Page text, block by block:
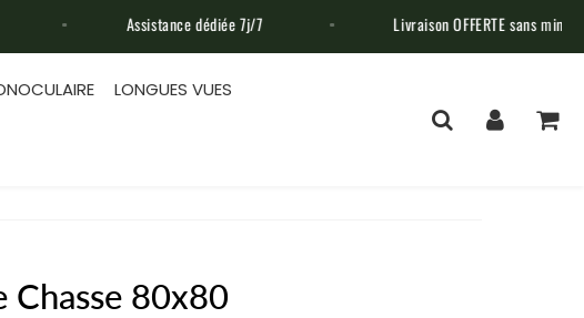
dédiée 7j/7 Livraison OFFERTE sans minimum d'achat
LONGUES VUES
Chasse 80x80